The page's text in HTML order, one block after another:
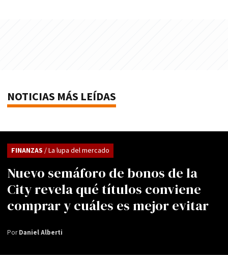
NOTICIAS MÁS LEÍDAS
Nuevo semáforo de bonos de la
City revela qué títulos conviene
comprar y cuáles es mejor evitar
FINANZAS / La lupa del mercado
PorDaniel Alberti